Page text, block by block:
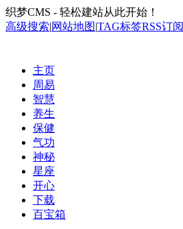
织梦CMS - 轻松建站从此开始！
高级搜索|网站地图|TAG标签RSS订阅
主页
周易
智慧
养生
保健
气功
神秘
星座
开心
下载
百宝箱